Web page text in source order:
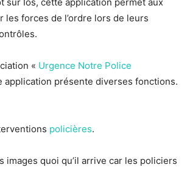
sur Ios, cette application permet aux
les forces de l’ordre lors de leurs
« Urgence Notre Police
application présente diverses fonctions.
policières.
images quoi qu’il arrive car les policiers